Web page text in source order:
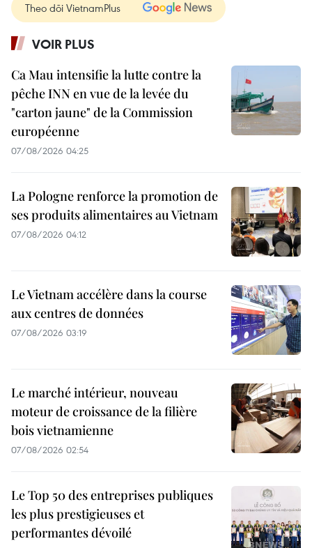
Theo dõi VietnamPlus
VOIR PLUS
Ca Mau intensifie la lutte contre la
pêche INN en vue de la levée du
"carton jaune" de la Commission
européenne
07/08/2026 04:25
La Pologne renforce la promotion de
ses produits alimentaires au Vietnam
07/08/2026 04:12
Le Vietnam accélère dans la course
aux centres de données
07/08/2026 03:19
Le marché intérieur, nouveau
moteur de croissance de la filière
bois vietnamienne
07/08/2026 02:54
Le Top 50 des entreprises publiques
les plus prestigieuses et
performantes dévoilé